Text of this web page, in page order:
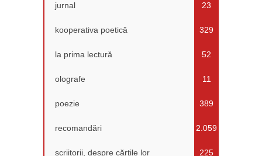
jurnal 23
kooperativa poetică 329
la prima lectură 52
olografe 11
poezie 389
recomandări 2.059
scriitorii, despre cărţile lor 225